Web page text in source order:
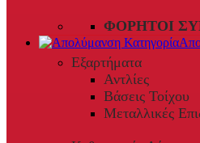
ΦΟΡΗΤΟΊ
Εξαρτήματα
Αντλίες
Βάσεις Τοίχου
Μεταλλικές